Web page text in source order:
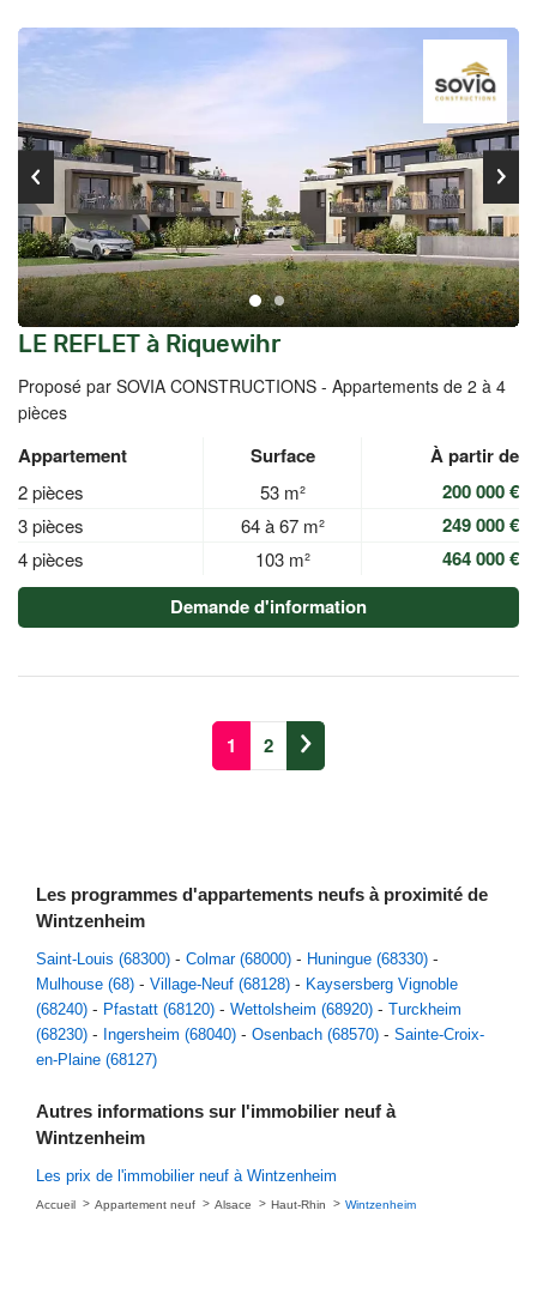
LE REFLET à Riquewihr
Proposé par SOVIA CONSTRUCTIONS - Appartements de 2 à 4
pièces
Appartement Surface À partir de
2 pièces 53 m² 200 000 €
3 pièces 64 à 67 m² 249 000 €
4 pièces 103 m²
464 000 €
Demande d'information
1 2
Les programmes d'appartements neufs à proximité de
Wintzenheim
Saint-Louis (68300) Colmar (68000)
Huningue (68330)
Mulhouse (68)
Village-Neuf (68128)
Kaysersberg Vignoble
(68240)
Pfastatt (68120) Wettolsheim (68920)
Turckheim
(68230)
Ingersheim (68040) Osenbach (68570)
Sainte-Croix-
en-Plaine (68127)
Autres informations sur l'immobilier neuf à
Wintzenheim
Les prix de l'immobilier neuf à Wintzenheim
Accueil Appartement neuf Alsace Haut-Rhin Wintzenheim